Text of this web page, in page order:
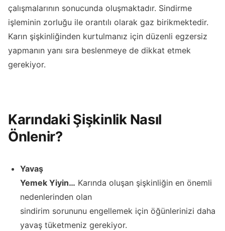
çalışmalarının sonucunda oluşmaktadır. Sindirme
işleminin zorluğu ile orantılı olarak gaz birikmektedir.
Karın şişkinliğinden kurtulmanız için düzenli egzersiz
yapmanın yanı sıra beslenmeye de dikkat etmek
gerekiyor.
Karındaki Şişkinlik Nasıl
Önlenir?
Yavaş
Yemek Yiyin… Karında oluşan şişkinliğin en önemli
nedenlerinden olan
sindirim sorununu engellemek için öğünlerinizi daha
yavaş tüketmeniz gerekiyor.